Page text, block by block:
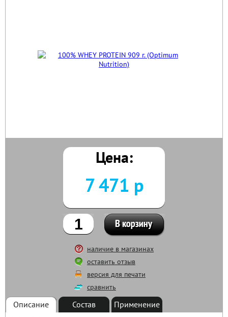
Цена:
7 471 р
наличие в магазинах
оставить отзыв
версия для печати
сравнить
Описание Состав Применение